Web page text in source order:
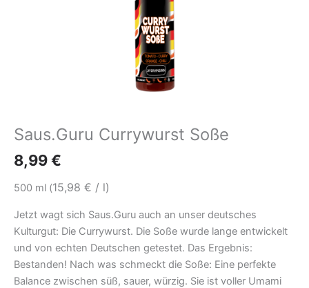
Saus.Guru Currywurst Soße
8,99€
500 ml (15,98 € / l)
Jetzt wagt sich Saus.Guru auch an unser deutsches
Kulturgut: Die Currywurst. Die Soße wurde lange entwickelt
und von echten Deutschen getestet. Das Ergebnis:
Bestanden! Nach was schmeckt die Soße: Eine perfekte
Balance zwischen süß, sauer, würzig. Sie ist voller Umami